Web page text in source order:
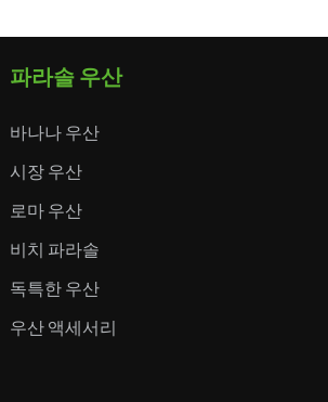
파라솔 우산
바나나 우산
시장 우산
로마 우산
비치 파라솔
독특한 우산
우산 액세서리